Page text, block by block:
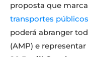
proposta que
transportes públicos
poderá abranger
(AMP) e